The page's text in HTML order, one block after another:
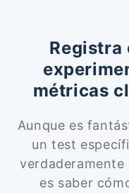
Registra
métricas
Aunque es
un test
es saber